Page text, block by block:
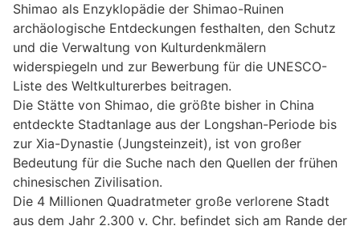
Shimao als Enzyklopädie der Shimao-Ruinen
archäologische Entdeckungen festhalten, den Schutz
und die Verwaltung von Kulturdenkmälern
widerspiegeln und zur Bewerbung für die UNESCO-
Liste des Weltkulturerbes beitragen.
Die Stätte von Shimao, die größte bisher in China
entdeckte Stadtanlage aus der Longshan-Periode bis
zur Xia-Dynastie (Jungsteinzeit), ist von großer
Bedeutung für die Suche nach den Quellen der frühen
chinesischen Zivilisation.
Die 4 Millionen Quadratmeter große verlorene Stadt
aus dem Jahr 2.300 v. Chr. befindet sich am Rande der